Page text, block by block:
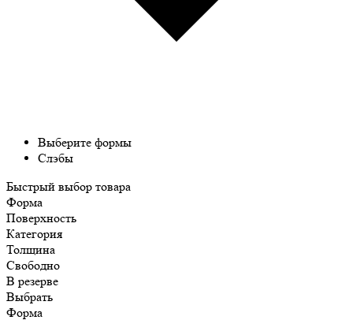
Выберите формы
Слэбы
Быстрый выбор товара
Форма
Поверхность
Категория
Толщина
Свободно
В резерве
Выбрать
Форма